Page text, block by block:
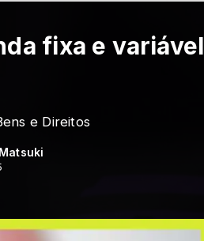
fixa e variável
e Direitos